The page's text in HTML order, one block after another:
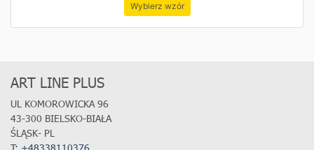
Wybierz wzór
ART LINE PLUS
UL KOMOROWICKA 96
43-300 BIELSKO-BIAŁA
ŚLĄSK- PL